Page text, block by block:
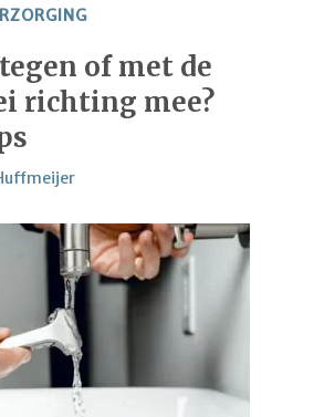
of met de
richting mee?